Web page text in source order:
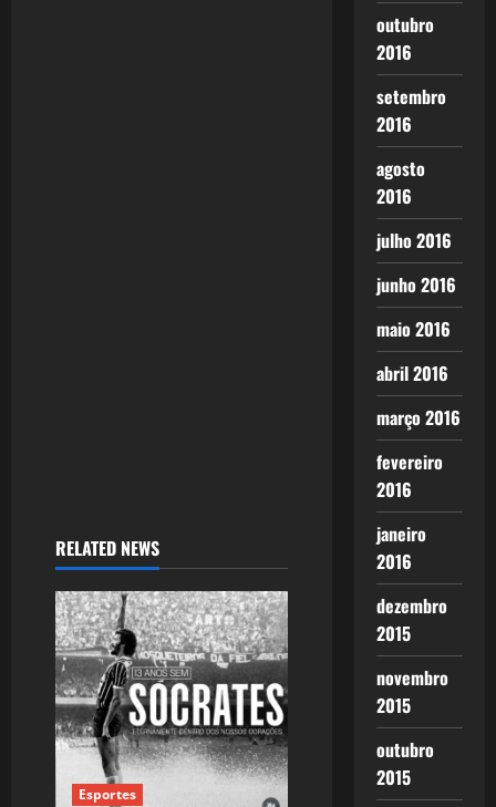
RELATED NEWS
Esportes
outubro
2016
setembro
2016
agosto
2016
julho 2016
junho 2016
maio 2016
abril 2016
março 2016
fevereiro
2016
janeiro
2016
dezembro
2015
novembro
2015
outubro
2015